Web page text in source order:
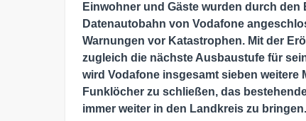
Einwohner und Gäste wurden durch
Datenautobahn von Vodafone
Warnungen vor Katastrophen. Mit der
zugleich die nächste Ausbaustufe für
wird Vodafone insgesamt sieben
Funklöcher zu schließen, das
immer weiter in den Landkreis zu bringen.